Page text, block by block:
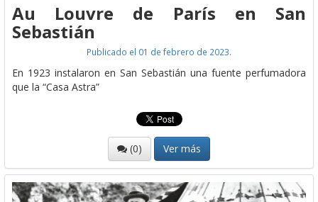
Au Louvre de París en San
Sebastián
Publicado el 01 de febrero de 2023.
En 1923 instalaron en San Sebastián una fuente perfumadora
que la “Casa Astra”
(0) Ver más